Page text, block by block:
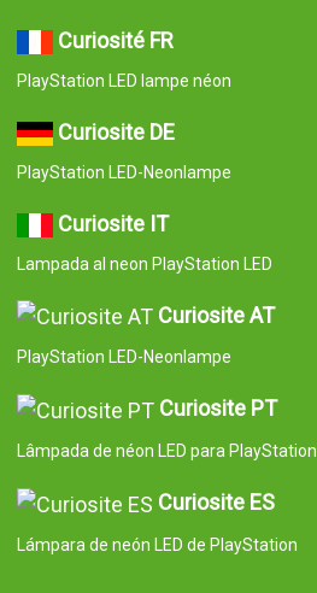
Curiosité FR
PlayStation LED lampe néon
Curiosite DE
PlayStation LED-Neonlampe
Curiosite IT
Lampada al neon PlayStation LED
Curiosite AT
PlayStation LED-Neonlampe
Curiosite PT
Lâmpada de néon LED para PlayStation
Curiosite ES
Lámpara de neón LED de PlayStation